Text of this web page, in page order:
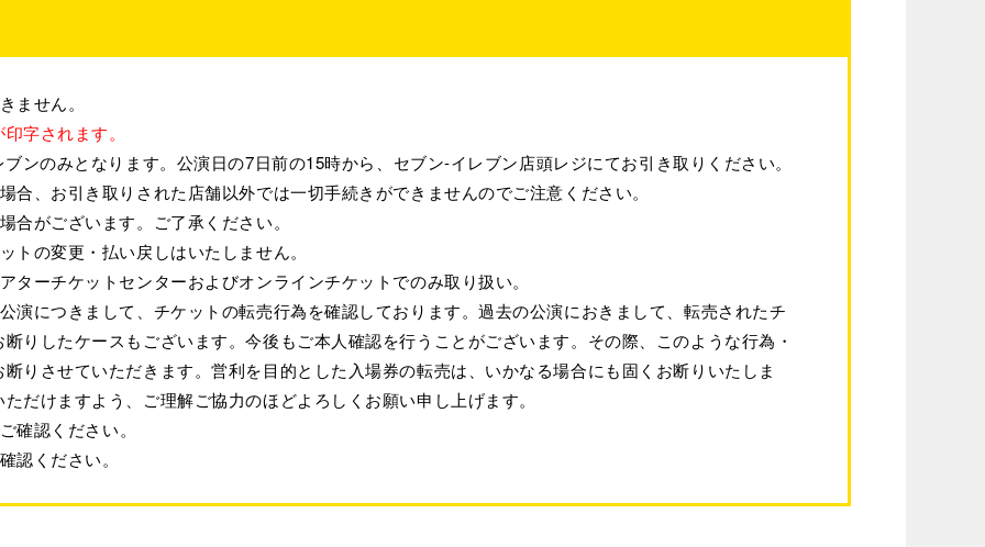
ません。
字されます。
ンのみとなります。公演日の7日前の15時から、セブン-イレブン店頭レジにてお引き取りください。
合、お引き取りされた店舗以外では一切手続きができませんのでご注意ください。
がございます。ご了承ください。
の変更・払い戻しはいたしません。
ターチケットセンターおよびオンラインチケットでのみ取り扱い。
演につきまして、チケットの転売行為を確認しております。過去の公演におきまして、転売されたチ
りしたケースもございます。今後もご本人確認を行うことがございます。その際、このような行為・
りさせていただきます。営利を目的とした入場券の転売は、いかなる場合にも固くお断りいたしま
だけますよう、ご理解ご協力のほどよろしくお願い申し上げます。
確認ください。
認ください。